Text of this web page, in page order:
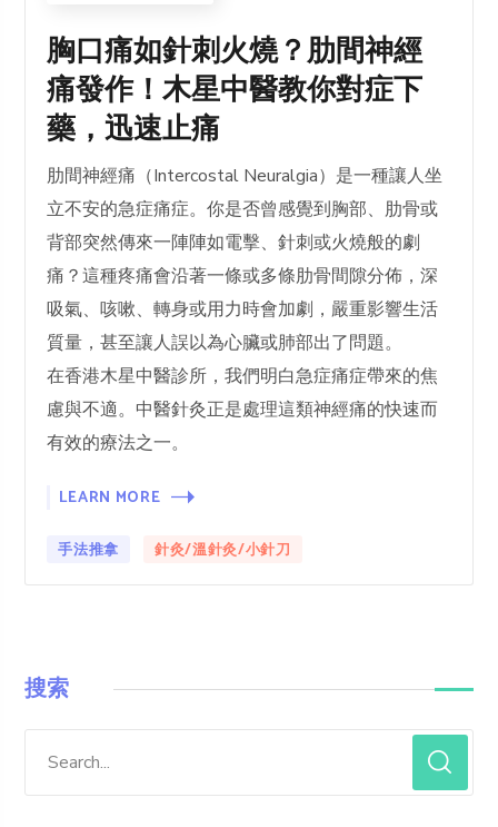
胸口痛如針刺火燒？肋間神經
痛發作！木星中醫教你對症下
藥，迅速止痛
肋間神經痛（Intercostal Neuralgia）是一種讓人坐
立不安的急症痛症。你是否曾感覺到胸部、肋骨或
背部突然傳來一陣陣如電擊、針刺或火燒般的劇
痛？這種疼痛會沿著一條或多條肋骨間隙分佈，深
吸氣、咳嗽、轉身或用力時會加劇，嚴重影響生活
質量，甚至讓人誤以為心臟或肺部出了問題。
在香港木星中醫診所，我們明白急症痛症帶來的焦
慮與不適。中醫針灸正是處理這類神經痛的快速而
有效的療法之一。
LEARN MORE
手法推拿 針灸/溫針灸/小針刀
搜索